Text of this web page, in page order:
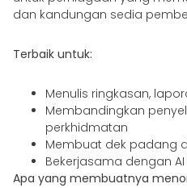
dan kandungan sedia
Terbaik untuk:
Menulis ringkasan,
Membandingkan
perkhidmatan
Membuat dek padang
Bekerjasama dengan
Apa yang membuatnya